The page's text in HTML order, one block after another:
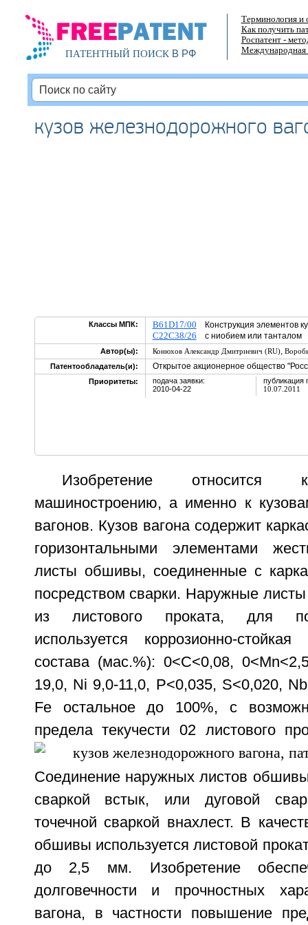
ПАТЕНТНЫЙ ПОИСКВ РФ
Терминология и
Как получить
Роспатент -
Международная
кузов железнодорожного
Классы МПК: B61D17/00 Конструкция элементов
C22C38/26 с ниобием или танталом
Автор(ы): Конюхов Александр Дмитриевич (RU),
Патентообладатель(и):
Открытое акционерное общество
Приоритеты:
подача заявки:
2010-04-22
публикация
10.07.2011
Изобретение относится
машиностроению, а именно к
вагонов. Кузов вагона содержит
горизонтальными элементами
листы обшивы, соединенные с
посредством сварки. Наружные
из листового проката, для
используется коррозионно-
состава (мас.%): 0<С<0,08,
19,0, Ni 9,0-11,0, Р<0,035, S<0,020,
Fe остальное до 100%, с
предела текучести 02 листового
Соединение наружных листов
сваркой встык, или дуговой
точечной сваркой внахлест. В
обшивы используется листовой
до 2,5 мм. Изобретение
долговечности и прочностных
вагона, в частности повышение